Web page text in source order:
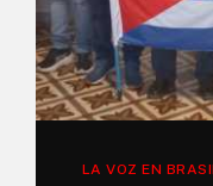
LA VOZ EN